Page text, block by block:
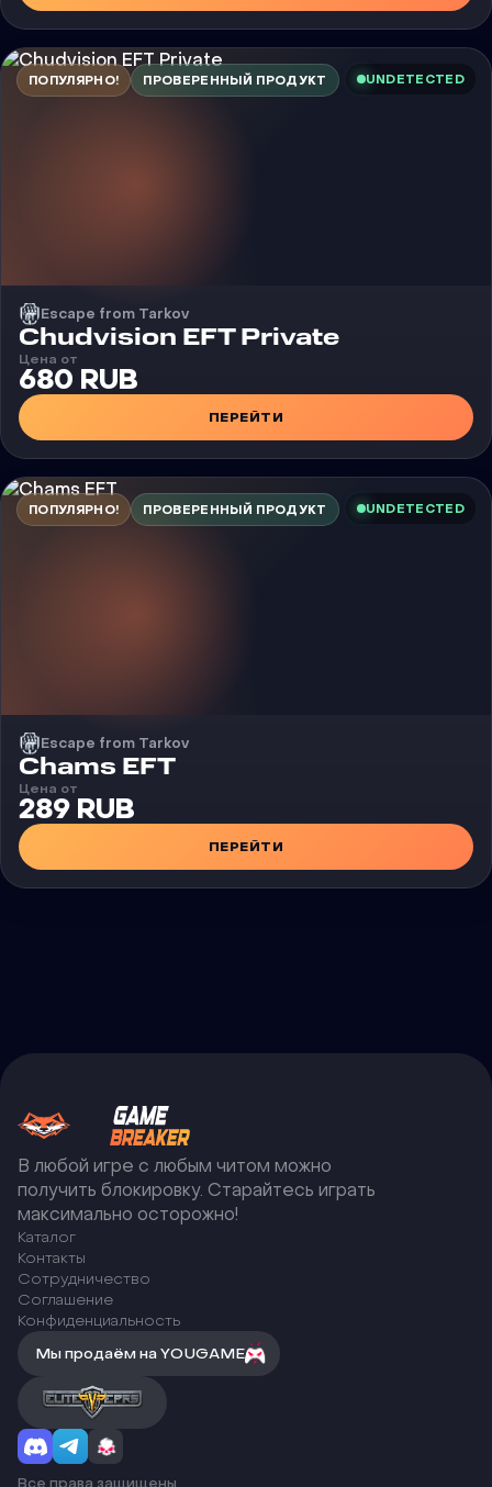
ПОПУЛЯРНО! ПРОВЕРЕННЫЙ ПРОДУКТ UNDETECTED
Escape from Tarkov
Чит
Chudvision EFT Private
Цена от
680 RUB
ПЕРЕЙТИ
ПОПУЛЯРНО! ПРОВЕРЕННЫЙ ПРОДУКТ UNDETECTED
Escape from Tarkov
Чит
Chams EFT
Цена от
289 RUB
ПЕРЕЙТИ
В любой игре с любым читом можно
получить блокировку. Старайтесь играть
максимально осторожно!
Каталог
Контакты
Сотрудничество
Соглашение
Конфиденциальность
Мы продаём на YOUGAME